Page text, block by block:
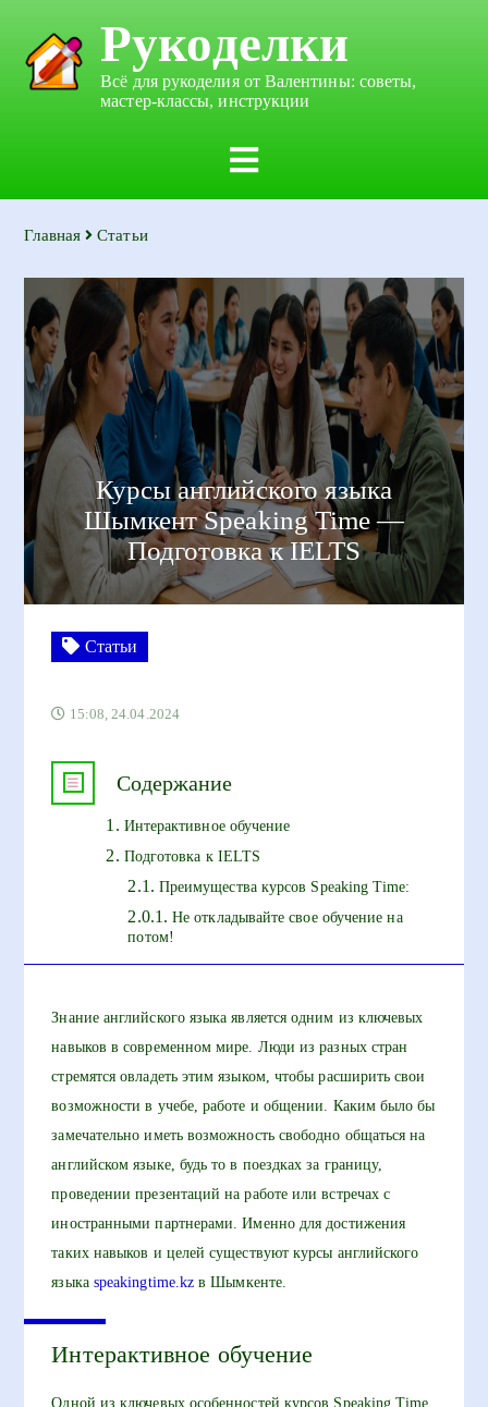
Рукоделки
Всё для рукоделия от Валентины: советы,
мастер-классы, инструкции
Главная Статьи
Курсы английского языка
Шымкент Speaking Time —
Подготовка к IELTS
Статьи
15:08, 24.04.2024
Содержание
Интерактивное обучение
Подготовка к IELTS
Преимущества курсов Speaking Time:
Не откладывайте свое обучение на
потом!
Знание английского языка является одним из ключевых
навыков в современном мире. Люди из разных стран
стремятся овладеть этим языком, чтобы расширить свои
возможности в учебе, работе и общении. Каким было бы
замечательно иметь возможность свободно общаться на
английском языке, будь то в поездках за границу,
проведении презентаций на работе или встречах с
иностранными партнерами. Именно для достижения
таких навыков и целей существуют курсы английского
языка speakingtime.kz в Шымкенте.
Интерактивное обучение
Одной из ключевых особенностей курсов Speaking Time